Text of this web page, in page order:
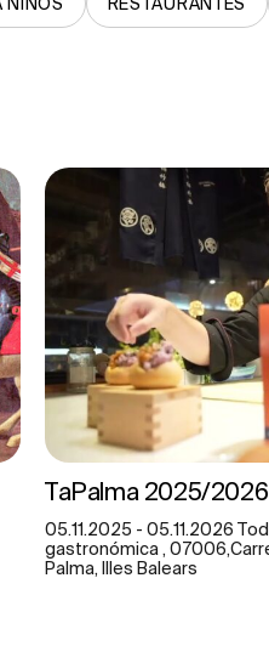
TaPalma 2025/2026
05.11.2025 - 05.11.2026
gastronómica ,
Palma, Illes Balears